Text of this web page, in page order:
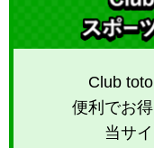
Club
便利でお
当サ